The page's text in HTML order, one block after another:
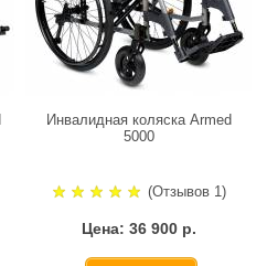
Инвалидная коляска Armed
5000
(Отзывов 1)
Цена: 36 900 р.